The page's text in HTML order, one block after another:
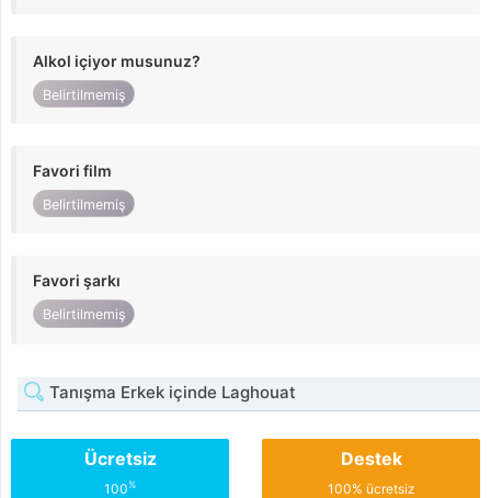
Alkol içiyor musunuz?
Belirtilmemiş
Favori film
Belirtilmemiş
Favori şarkı
Belirtilmemiş
Tanışma Erkek içinde Laghouat
Ücretsiz
100%
Destek
100% ücretsiz